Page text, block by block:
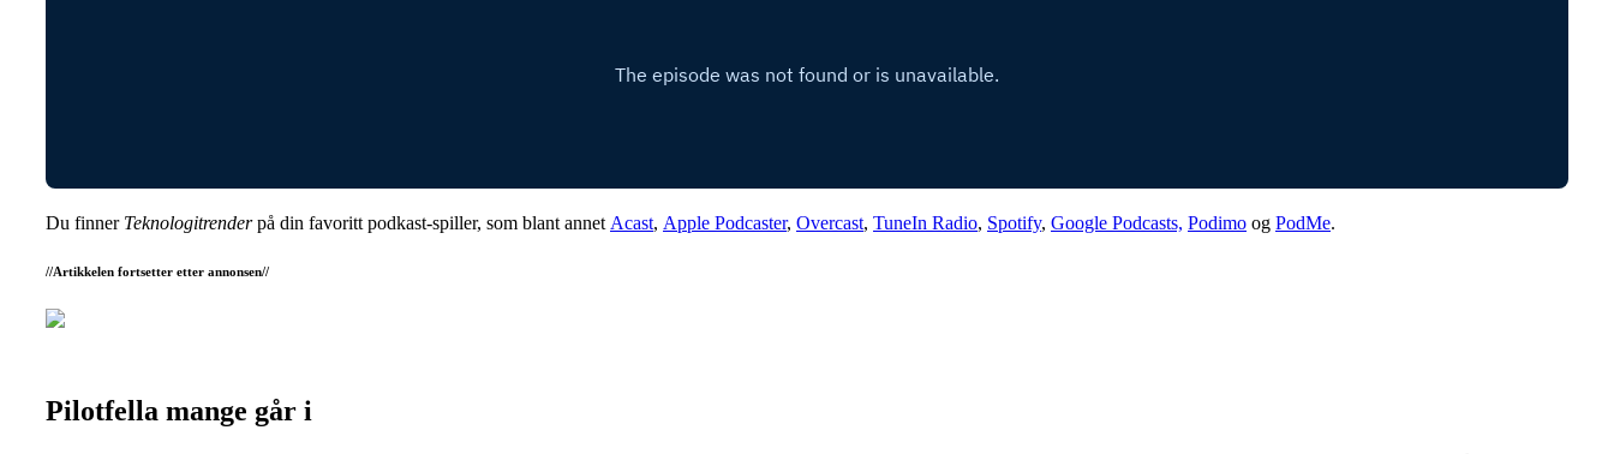
Du finner Teknologitrenderpå din favoritt podkast-spiller, som blant annet Acast, Apple Podcaster, Overcast, TuneIn Radio, Spotify, Google Podcasts, Podimo og PodMe.
//Artikkelen fortsetter etter annonsen//
Pilotfella mange går i